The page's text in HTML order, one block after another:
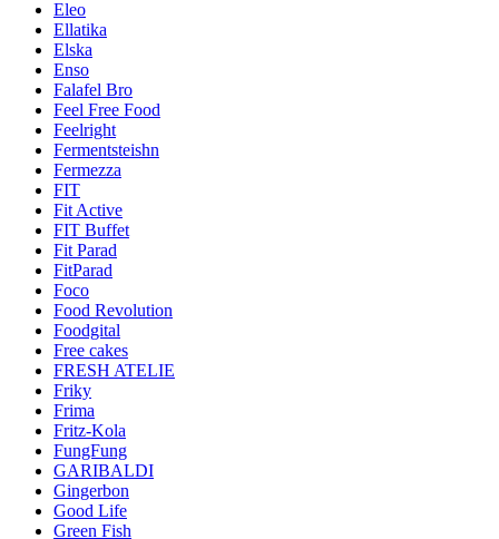
Eleo
Ellatika
Elska
Enso
Falafel Bro
Feel Free Food
Feelright
Fermentsteishn
Fermezza
FIT
Fit Active
FIT Buffet
Fit Parad
FitParad
Foco
Food Revolution
Foodgital
Free cakes
FRESH ATELIE
Friky
Frima
Fritz-Kola
FungFung
GARIBALDI
Gingerbon
Good Life
Green Fish